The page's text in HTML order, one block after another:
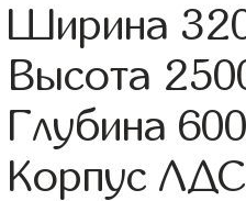
Ширина
Высота
Глубина
Корпус